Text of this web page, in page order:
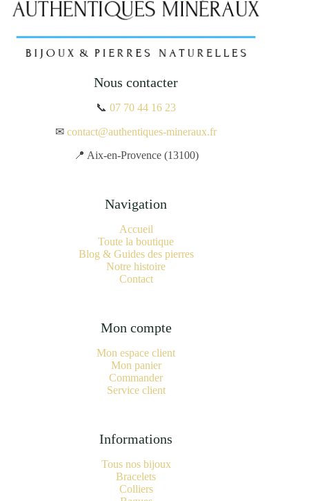
Nous contacter
📞07 70 44 16 23
✉contact@authentiques-mineraux.fr
📍 Aix-en-Provence (13100)
Navigation
Accueil
Toute la boutique
Blog & Guides des pierres
Notre histoire
Contact
Mon compte
Mon espace client
Mon panier
Commander
Service client
Informations
Tous nos bijoux
Bracelets
Colliers